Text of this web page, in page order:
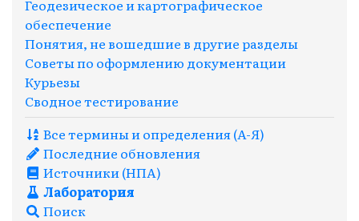
Геодезическое и картографическое
обеспечение
Понятия, не вошедшие в другие разделы
Советы по оформлению документации
Курьезы
Сводное тестирование
Все термины и определения (A-Я)
Последние обновления
Источники (НПА)
Лаборатория
Поиск